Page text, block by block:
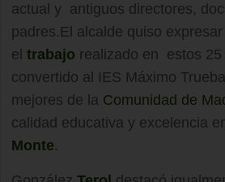
actual y antiguos directores,
padres.El alcalde quiso
el trabajo realizado en estos
convertido al IES Máximo
mejores de la Comunidad de
calidad educativa y excelencia
Monte.